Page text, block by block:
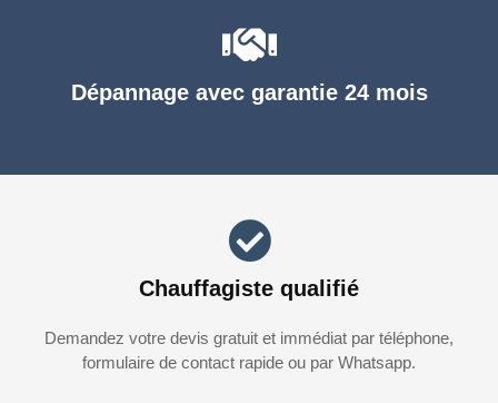
Dépannage avec garantie 24 mois
Chauffagiste qualifié
Demandez votre devis gratuit et immédiat par téléphone,
formulaire de contact rapide ou par Whatsapp.